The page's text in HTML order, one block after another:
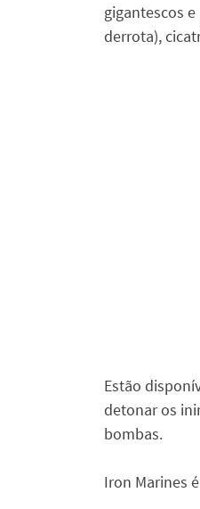
gigantescos
derrota),
Estão
detonar os
bombas.
Iron Marines